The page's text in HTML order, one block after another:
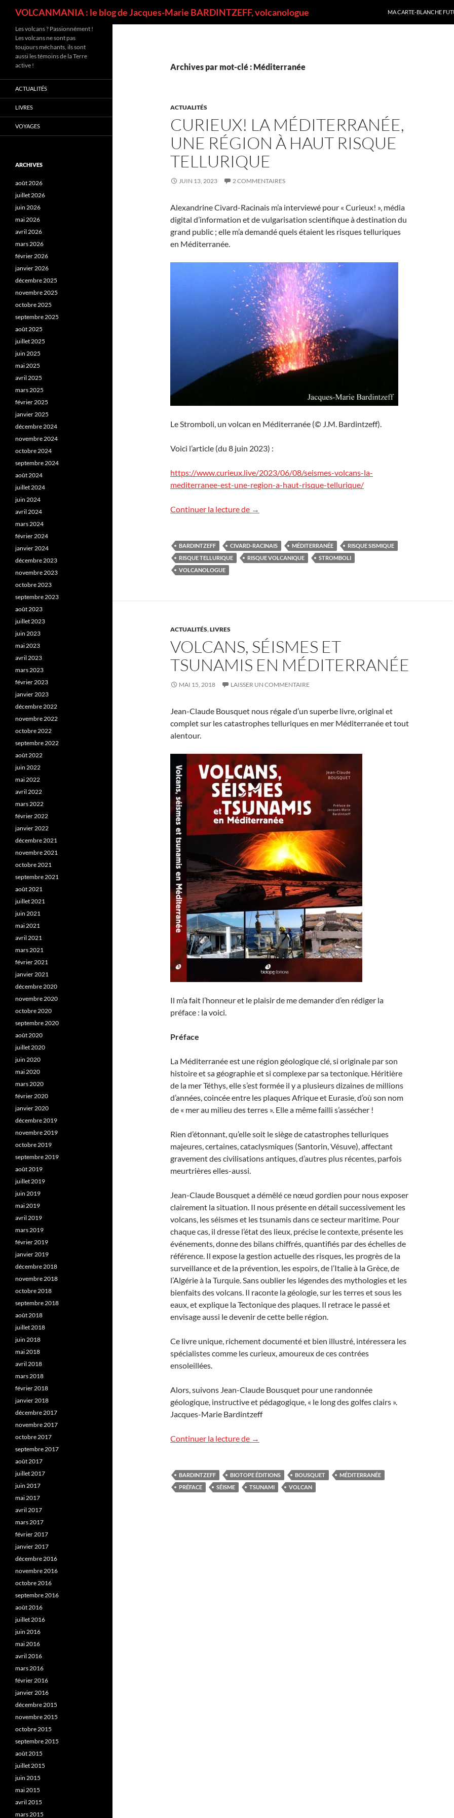
VOLCANMANIA : le blog de Jacques-Marie BARDINTZEFF, volcanologue
MA CARTE-BLANCHE
Archives par mot-clé : Méditerranée
ACTUALITÉS
CURIEUX! LA MÉDITERRANÉE,
UNE RÉGION À HAUT RISQUE
TELLURIQUE
JUIN 13, 2023 2 COMMENTAIRES
Alexandrine Civard-Racinais m’a interviewé pour « Curieux! », média
digital d’information et de vulgarisation scientifique à destination du
grand public ; elle m’a demandé quels étaient les risques telluriques
en Méditerranée.
Le Stromboli, un volcan en Méditerranée (© J.M. Bardintzeff).
Voici l’article (du 8 juin 2023) :
https://www.curieux.live/2023/06/08/seismes-volcans-la-
mediterranee-est-une-region-a-haut-risque-tellurique/
Continuer la lecture de Curieux! La Méditerranée, une région à haut risque
→
BARDINTZEFF CIVARD-RACINAIS MÉDITERRANÉE
RISQUE SISMIQUE
RISQUE TELLURIQUE
RISQUE VOLCANIQUE
STROMBOLI
VOLCANOLOGUE
ACTUALITÉS,LIVRES
VOLCANS, SÉISMES ET
TSUNAMIS EN MÉDITERRANÉE
MAI 15, 2018 LAISSER UN COMMENTAIRE
Jean-Claude Bousquet nous régale d’un superbe livre, original et
complet sur les catastrophes telluriques en mer Méditerranée et tout
alentour.
Il m’a fait l’honneur et le plaisir de me demander d’en rédiger la
préface : la voici.
Préface
La Méditerranée est une région géologique clé, si originale par son
histoire et sa géographie et si complexe par sa tectonique. Héritière
de la mer Téthys, elle s’est formée il y a plusieurs dizaines de millions
d’années, coincée entre les plaques Afrique et Eurasie, d’où son nom
de « mer au milieu des terres ». Elle a même failli s’assécher !
Rien d’étonnant, qu’elle soit le siège de catastrophes telluriques
majeures, certaines, cataclysmiques (Santorin, Vésuve), affectant
gravement des civilisations antiques, d’autres plus récentes, parfois
meurtrières elles-aussi.
Jean-Claude Bousquet a démêlé ce nœud gordien pour nous exposer
clairement la situation. Il nous présente en détail successivement les
volcans, les séismes et les tsunamis dans ce secteur maritime. Pour
chaque cas, il dresse l’état des lieux, précise le contexte, présente les
événements, donne des bilans chiffrés, quantifiés par des échelles de
référence. Il expose la gestion actuelle des risques, les progrès de la
surveillance et de la prévention, les espoirs, de l’Italie à la Grèce, de
l’Algérie à la Turquie. Sans oublier les légendes des mythologies et les
bienfaits des volcans. Il raconte la géologie, sur les terres et sous les
eaux, et explique la Tectonique des plaques. Il retrace le passé et
envisage aussi le devenir de cette belle région.
Ce livre unique, richement documenté et bien illustré, intéressera les
spécialistes comme les curieux, amoureux de ces contrées
ensoleillées.
Alors, suivons Jean-Claude Bousquet pour une randonnée
géologique, instructive et pédagogique, « le long des golfes clairs ».
Jacques-Marie Bardintzeff
Continuer la lecture de Volcans, séismes et tsunamis en Méditerranée
→
BARDINTZEFF BIOTOPE ÉDITIONS BOUSQUET
MÉDITERRANÉE
PRÉFACE
SÉISME TSUNAMI VOLCAN
Les volcans ? Passionnément !
Les volcans ne sont pas
toujours méchants, ils sont
aussi les témoins de la Terre
active !
ACTUALITÉS
LIVRES
VOYAGES
ARCHIVES
août 2026
juillet 2026
juin 2026
mai 2026
avril 2026
mars 2026
février 2026
janvier 2026
décembre 2025
novembre 2025
octobre 2025
septembre 2025
août 2025
juillet 2025
juin 2025
mai 2025
avril 2025
mars 2025
février 2025
janvier 2025
décembre 2024
novembre 2024
octobre 2024
septembre 2024
août 2024
juillet 2024
juin 2024
avril 2024
mars 2024
février 2024
janvier 2024
décembre 2023
novembre 2023
octobre 2023
septembre 2023
août 2023
juillet 2023
juin 2023
mai 2023
avril 2023
mars 2023
février 2023
janvier 2023
décembre 2022
novembre 2022
octobre 2022
septembre 2022
août 2022
juin 2022
mai 2022
avril 2022
mars 2022
février 2022
janvier 2022
décembre 2021
novembre 2021
octobre 2021
septembre 2021
août 2021
juillet 2021
juin 2021
mai 2021
avril 2021
mars 2021
février 2021
janvier 2021
décembre 2020
novembre 2020
octobre 2020
septembre 2020
août 2020
juillet 2020
juin 2020
mai 2020
mars 2020
février 2020
janvier 2020
décembre 2019
novembre 2019
octobre 2019
septembre 2019
août 2019
juillet 2019
juin 2019
mai 2019
avril 2019
mars 2019
février 2019
janvier 2019
décembre 2018
novembre 2018
octobre 2018
septembre 2018
août 2018
juillet 2018
juin 2018
mai 2018
avril 2018
mars 2018
février 2018
janvier 2018
décembre 2017
novembre 2017
octobre 2017
septembre 2017
août 2017
juillet 2017
juin 2017
mai 2017
avril 2017
mars 2017
février 2017
janvier 2017
décembre 2016
novembre 2016
octobre 2016
septembre 2016
août 2016
juillet 2016
juin 2016
mai 2016
avril 2016
mars 2016
février 2016
janvier 2016
décembre 2015
novembre 2015
octobre 2015
septembre 2015
août 2015
juillet 2015
juin 2015
mai 2015
avril 2015
mars 2015